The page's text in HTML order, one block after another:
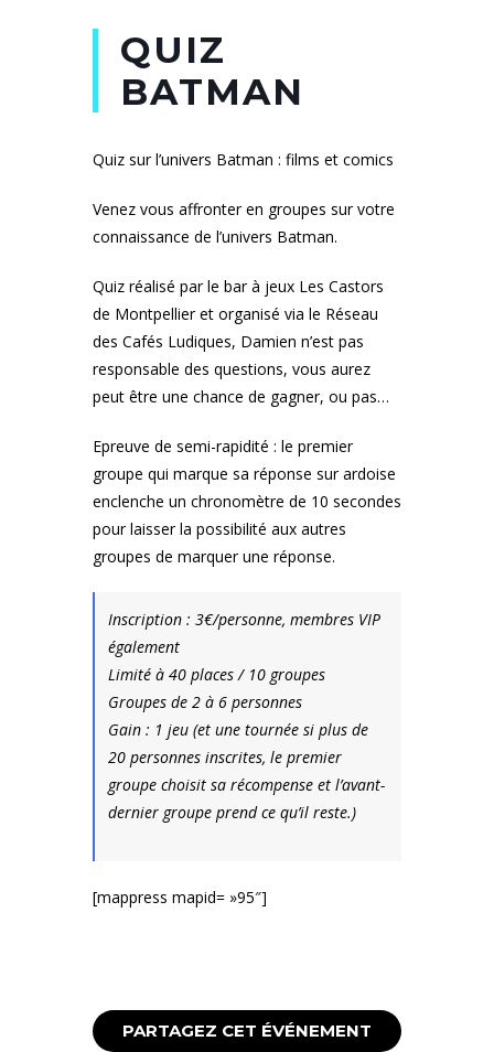
QUIZ
BATMAN
Quiz sur l’univers Batman : films et comics
Venez vous affronter en groupes sur votre
connaissance de l’univers Batman.
Quiz réalisé par le bar à jeux Les Castors
de Montpellier et organisé via le Réseau
des Cafés Ludiques, Damien n’est pas
responsable des questions, vous aurez
peut être une chance de gagner, ou pas…
Epreuve de semi-rapidité : le premier
groupe qui marque sa réponse sur ardoise
enclenche un chronomètre de 10 secondes
pour laisser la possibilité aux autres
groupes de marquer une réponse.
Inscription : 3€/personne, membres VIP
également
Limité à 40 places / 10 groupes
Groupes de 2 à 6 personnes
Gain : 1 jeu (et une tournée si plus de
20 personnes inscrites, le premier
groupe choisit sa récompense et l’avant-
dernier groupe prend ce qu’il reste.)
[mappress mapid= »95″]
PARTAGEZ CET ÉVÉNEMENT